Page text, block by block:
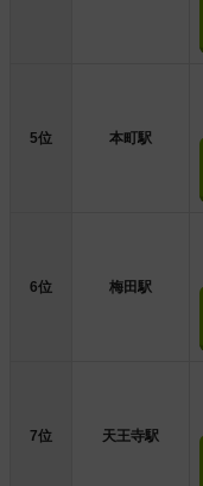
5位 本町駅
6位 梅田駅
7位 天王寺駅